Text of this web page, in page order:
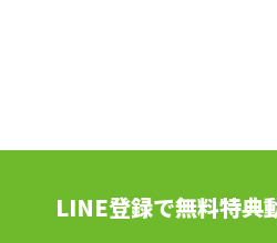
LINE登録で無料特典